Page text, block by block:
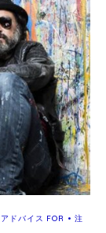
アドバイス FOR • 注